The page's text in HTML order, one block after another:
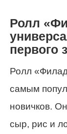
Ролл
первого
Ролл
самым
новичков.
сыр, рис и